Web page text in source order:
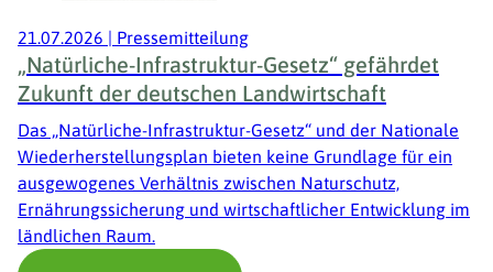
21.07.2026 Pressemitteilung
„Natürliche-Infrastruktur-Gesetz“ gefährdet
Zukunft der deutschen Landwirtschaft
Das „Natürliche-Infrastruktur-Gesetz“ und der Nationale
Wiederherstellungsplan bieten keine Grundlage für ein
ausgewogenes Verhältnis zwischen Naturschutz,
Ernährungssicherung und wirtschaftlicher Entwicklung im
ländlichen Raum.